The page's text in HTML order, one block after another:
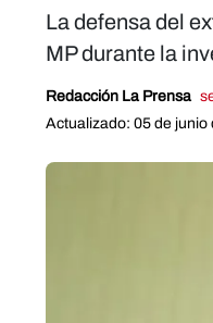
La defensa del
MP durante la
Redacción La Prensa
Actualizado: 05 de junio